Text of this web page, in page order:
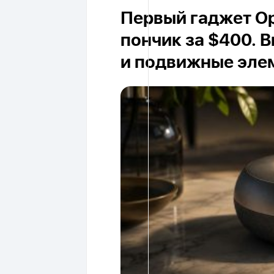
Первый гаджет
пончик за $400.
и подвижные